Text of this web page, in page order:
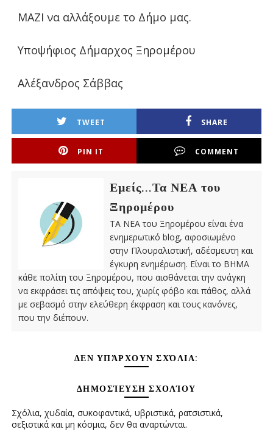
ΜΑΖΙ να αλλάξουμε το Δήμο μας.
Υποψήφιος Δήμαρχος Ξηρομέρου
Αλέξανδρος Σάββας
TWEET SHARE
PIN IT COMMENT
Εμείς...Τα ΝΕΑ του
Ξηρομέρου
ΤΑ ΝΕΑ του Ξηρομέρου είναι ένα
ενημερωτικό blog, αφοσιωμένο
στην Πλουραλιστική, αδέσμευτη και
έγκυρη ενημέρωση. Είναι το ΒΗΜΑ
κάθε πολίτη του Ξηρομέρου, που αισθάνεται την ανάγκη
να εκφράσει τις απόψεις του, χωρίς φόβο και πάθος, αλλά
με σεβασμό στην ελεύθερη έκφραση και τους κανόνες,
που την διέπουν.
ΔΕΝ ΥΠΆΡΧΟΥΝ ΣΧΌΛΙΑ:
ΔΗΜΟΣΊΕΥΣΗ ΣΧΟΛΊΟΥ
Σχόλια, χυδαία, συκοφαντικά, υβριστικά, ρατσιστικά,
σεξιστικά και μη κόσμια, δεν θα αναρτώνται.